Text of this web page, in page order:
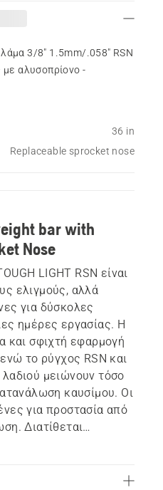
3/8" 1.5mm/.058" RSN
αλυσοπρίονο -
36 in
Replaceable sprocket nose
bar with
Nose
LIGHT RSN είναι
ελιγμούς, αλλά
για δύσκολες
ημέρες εργασίας. Η
και σφιχτή εφαρμογή
το ρύγχος RSN και
μειώνουν τόσο
καυσίμου. Οι
για προστασία από
Διατίθεται